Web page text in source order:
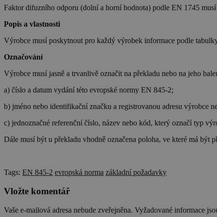
Faktor difuzního odporu (dolní a horní hodnota) podle EN 1745
Popis a vlastnosti
Výrobce musí poskytnout pro každý výrobek informace podle
Označování
Výrobce musí jasně a trvanlivě označit na překladu nebo na jeho
a) číslo a datum vydání této evropské normy EN 845-2;
b) jméno nebo identifikační značku a registrovanou adresu výrobce
c) jednoznačné referenční číslo, název nebo kód, který označí typ
Dále musí být u překladu vhodně označena poloha, ve které má být
Tags: EN 845-2 evropská norma základní požadavky
Vložte komentář
Vaše e-mailová adresa nebude zveřejněna. Vyžadované informace
Název
cee
_ga_VLBL4W8KB3
Název
sid .seznam.cz